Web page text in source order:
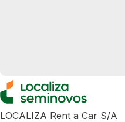
LOCALIZA Rent a Car S/A